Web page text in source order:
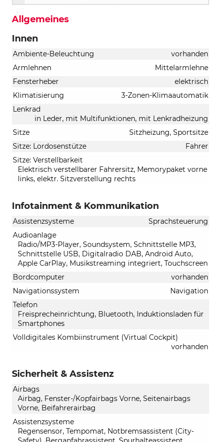
Allgemeines
Innen
Ambiente-Beleuchtung
vorhanden
Armlehnen
Mittelarmlehne
Fensterheber
elektrisch
Klimatisierung
3-Zonen-Klimaautomatik
Lenkrad
in Leder, mit Multifunktionen, mit Lenkradheizung
Sitze
Sitzheizung, Sportsitze
Sitze: Lordosenstütze
Fahrer
Sitze: Verstellbarkeit
Elektrisch verstellbarer Fahrersitz, Memorypaket vorne
links, elektr. Sitzverstellung rechts
Infotainment & Kommunikation
Assistenzsysteme
Sprachsteuerung
Audioanlage
Radio/MP3-Player, Soundsystem, Schnittstelle MP3,
Schnittstelle USB, Digitalradio DAB, Android Auto,
Apple CarPlay, Musikstreaming integriert, Touchscreen
Bordcomputer
vorhanden
Navigationssystem
Navigation
Telefon
Freisprecheinrichtung, Bluetooth, Induktionsladen für
Smartphones
Volldigitales Kombiinstrument (Virtual Cockpit)
vorhanden
Sicherheit & Assistenz
Airbags
Airbag, Fenster-/Kopfairbags Vorne, Seitenairbags
Vorne, Beifahrerairbag
Assistenzsysteme
Regensensor, Tempomat, Notbremsassistent (City-